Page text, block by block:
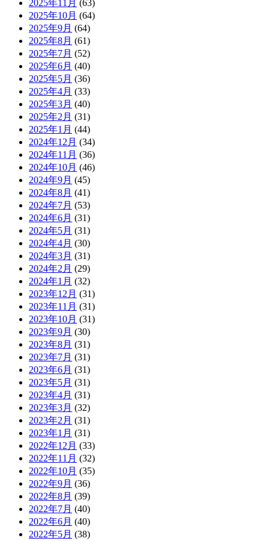
2025年11月 (63)
2025年10月 (64)
2025年9月 (64)
2025年8月 (61)
2025年7月 (52)
2025年6月 (40)
2025年5月 (36)
2025年4月 (33)
2025年3月 (40)
2025年2月 (31)
2025年1月 (44)
2024年12月 (34)
2024年11月 (36)
2024年10月 (46)
2024年9月 (45)
2024年8月 (41)
2024年7月 (53)
2024年6月 (31)
2024年5月 (31)
2024年4月 (30)
2024年3月 (31)
2024年2月 (29)
2024年1月 (32)
2023年12月 (31)
2023年11月 (31)
2023年10月 (31)
2023年9月 (30)
2023年8月 (31)
2023年7月 (31)
2023年6月 (31)
2023年5月 (31)
2023年4月 (31)
2023年3月 (32)
2023年2月 (31)
2023年1月 (31)
2022年12月 (33)
2022年11月 (32)
2022年10月 (35)
2022年9月 (36)
2022年8月 (39)
2022年7月 (40)
2022年6月 (40)
2022年5月 (38)